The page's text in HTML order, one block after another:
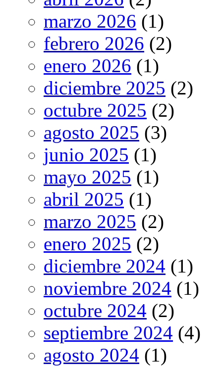
marzo 2026 (1)
febrero 2026 (2)
enero 2026 (1)
diciembre 2025 (2)
octubre 2025 (2)
agosto 2025 (3)
junio 2025 (1)
mayo 2025 (1)
abril 2025 (1)
marzo 2025 (2)
enero 2025 (2)
diciembre 2024 (1)
noviembre 2024 (1)
octubre 2024 (2)
septiembre 2024 (4)
agosto 2024 (1)